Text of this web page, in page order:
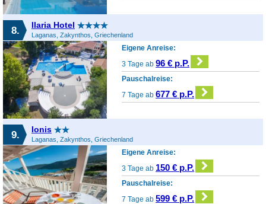
8. Ilaria Hotel
Laganas, Zakynthos, Griechenland
Eigene Anreise:
3 Tage ab96 € p.P.
Pauschalreise:
7 Tage ab677 € p.P.
9. Ionis
Laganas, Zakynthos, Griechenland
Eigene Anreise:
3 Tage ab 150 € p.P.
Pauschalreise:
7 Tage ab599 € p.P.